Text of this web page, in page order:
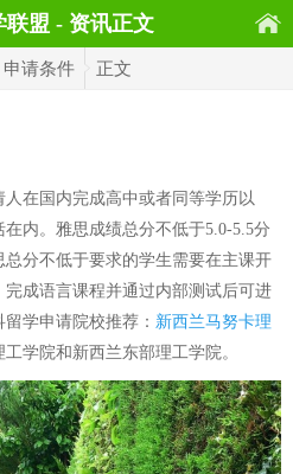
联盟 - 资讯正文
申请条件 正文
在国内完成高中或者同等学历以
内。雅思成绩总分不低于5.0-5.5分
分不低于要求的学生需要在主课开
成语言课程并通过内部测试后可进
学申请院校推荐： 新西兰马努卡理
学院和新西兰东部理工学院。